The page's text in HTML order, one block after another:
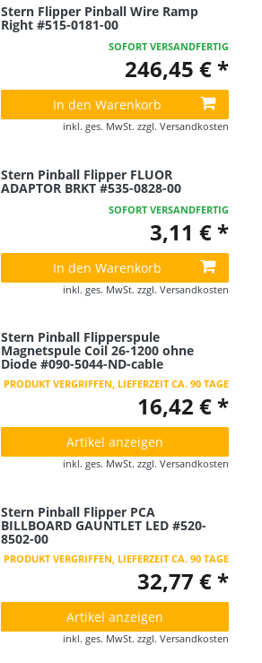
Stern Flipper Pinball Wire Ramp
Right #515-0181-00
SOFORT VERSANDFERTIG
246,45 € *
In den Warenkorb
inkl. ges. MwSt. zzgl. Versandkosten
Stern Pinball Flipper FLUOR
ADAPTOR BRKT #535-0828-00
SOFORT VERSANDFERTIG
3,11 € *
In den Warenkorb
inkl. ges. MwSt. zzgl. Versandkosten
Stern Pinball Flipperspule
Magnetspule Coil 26-1200 ohne
Diode #090-5044-ND-cable
PRODUKT VERGRIFFEN, LIEFERZEIT CA. 90 TAGE
16,42 € *
Artikel anzeigen
inkl. ges. MwSt. zzgl. Versandkosten
Stern Pinball Flipper PCA
BILLBOARD GAUNTLET LED #520-
8502-00
PRODUKT VERGRIFFEN, LIEFERZEIT CA. 90 TAGE
32,77 € *
Artikel anzeigen
inkl. ges. MwSt. zzgl. Versandkosten